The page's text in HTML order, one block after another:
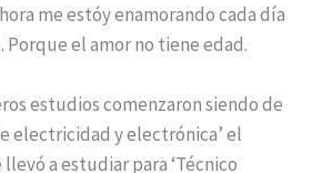
me estóy enamorando cada día
Porque el amor no tiene edad.
estudios comenzaron siendo de
electricidad y electrónica’ el
a estudiar para ‘Técnico